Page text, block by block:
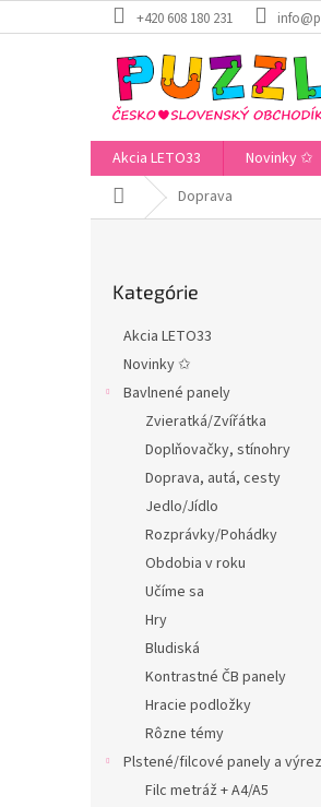
na
+420 608 180 231
Akcia LETO33 Novinky ✩
DomovDoprava
kategórie
Kategórie
Akcia LETO33
Novinky ✩
Bavlnené panely
Zvieratká/Zvířátka
Doplňovačky, stínohry
Doprava, autá, cesty
Jedlo/Jídlo
Rozprávky/Pohádky
Obdobia v roku
Učíme sa
Hry
Bludiská
Kontrastné ČB panely
Hracie podložky
Rôzne témy
Plstené/filcové panely a
Filc metráž + A4/A5